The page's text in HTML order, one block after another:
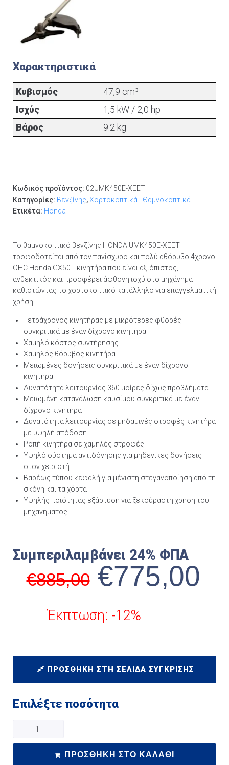
Χαρακτηριστικά
Κυβισμός
47,9 cm³
Ισχύς
1,5 kW / 2,0 hp
Βάρος
9.2 kg
Κωδικός προϊόντος: 02UMK450E-XEET
Κατηγορίες: Βενζίνης,Χορτοκοπτικά - Θαμνοκοπτικά
Ετικέτα: Honda
Το θαμνοκοπτικό βενζίνης HONDA UMK450E-XEET
τροφοδοτείται από τον πανίσχυρο και πολύ αθόρυβο 4χρονο
OHC Honda GX50T κινητήρα που είναι αξιόπιστος,
ανθεκτικός και προσφέρει άφθονη ισχύ στο μηχάνημα
καθιστώντας το χορτοκοπτικό κατάλληλο για επαγγελματική
χρήση.
Τετράχρονος κινητήρας με μικρότερες φθορές
συγκριτικά με έναν δίχρονο κινητήρα
Χαμηλό κόστος συντήρησης
Χαμηλός θόρυβος κινητήρα
Μειωμένες δονήσεις συγκριτικά με έναν δίχρονο
κινητήρα
Δυνατότητα λειτουργίας 360 μοίρες δίχως προβλήματα
Μειωμένη κατανάλωση καυσίμου συγκριτικά με έναν
δίχρονο κινητήρα
Δυνατότητα λειτουργίας σε μηδαμινές στροφές κινητήρα
με υψηλή απόδοση
Ροπή κινητήρα σε χαμηλές στροφές
Υψηλό σύστημα αντιδόνησης για μηδενικές δονήσεις
στον χειριστή
Βαρέως τύπου κεφαλή για μέγιστη στεγανοποίηση από τη
σκόνη και τα χόρτα
Υψηλής ποιότητας εξάρτυση για ξεκούραστη χρήση του
μηχανήματος
Συμπεριλαμβάνει 24% ΦΠΑ
€885,00 €775,00
Έκπτωση: -12%
ΠΡΟΣΘΉΚΗ ΣΤΗ ΣΕΛΊΔΑ ΣΎΓΚΡΙΣΗΣ
Επιλέξτε ποσότητα
ΠΡΟΣΘΉΚΗ ΣΤΟ ΚΑΛΆΘΙ